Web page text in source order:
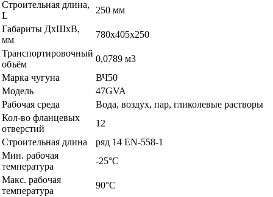
Строительная длина,
L
250 мм
Габариты ДхШхВ,
мм
780х405х250
Транспортировочный
объём
0,0789 м3
Марка чугуна
ВЧ50
Модель
47GVA
Рабочая среда
Вода, воздух, пар, гликолевые растворы
Кол-во фланцевых
отверстий
12
Строительная длина
ряд 14 EN-558-1
Мин. рабочая
температура
-25°C
Макс. рабочая
температура
90°C